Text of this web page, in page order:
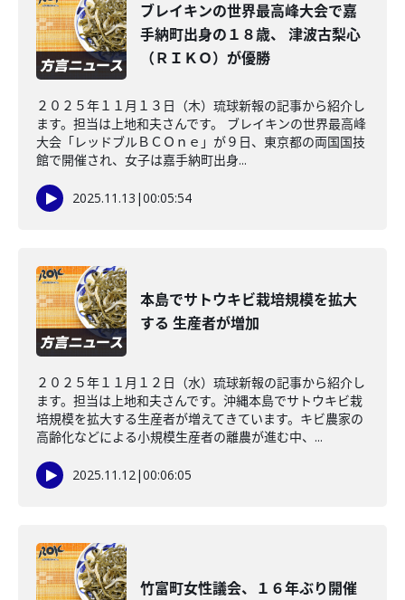
ブレイキンの世界最高峰大会で嘉
手納町出身の１８歳、 津波古梨心
（ＲＩＫＯ）が優勝
２０２５年１１月１３日（木）琉球新報の記事から紹介し
ます。担当は上地和夫さんです。 ブレイキンの世界最高峰
大会「レッドブルＢＣＯｎｅ」が９日、東京都の両国国技
館で開催され、女子は嘉手納町出身...
2025.11.13 |00:05:54
本島でサトウキビ栽培規模を拡大
する 生産者が増加
２０２５年１１月１２日（水）琉球新報の記事から紹介し
ます。担当は上地和夫さんです。沖縄本島でサトウキビ栽
培規模を拡大する生産者が増えてきています。キビ農家の
高齢化などによる小規模生産者の離農が進む中、...
2025.11.12|00:06:05
竹富町女性議会、１６年ぶり開催